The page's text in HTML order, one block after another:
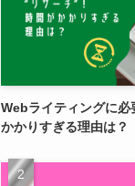
Webライティングに必
かかりすぎる理由は？